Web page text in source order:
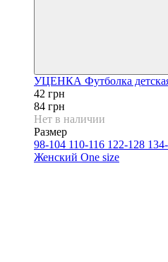
УЦЕНКА Футболка
42 грн
84 грн
Нет в наличии
Размер
98-104 110-116 122-128
Женский One size